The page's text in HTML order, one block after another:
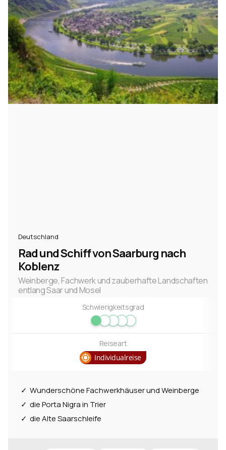
Deutschland
Rad und Schiff von Saarburg nach
Koblenz
Weinberge, Fachwerk und zauberhafte Landschaften
entlang Saar und Mosel
Schwierigkeitsgrad
Reiseart
Individualreise
Wunderschöne Fachwerkhäuser und Weinberge
die Porta Nigra in Trier
die Alte Saarschleife